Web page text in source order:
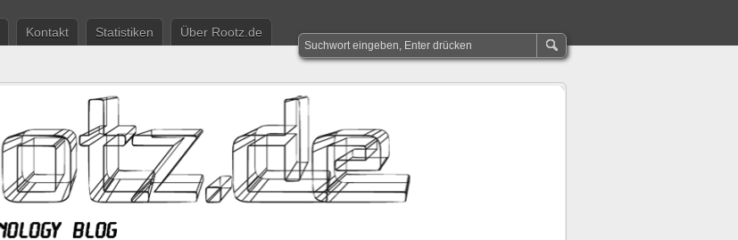
Kontakt Statistiken
Über Rootz.de